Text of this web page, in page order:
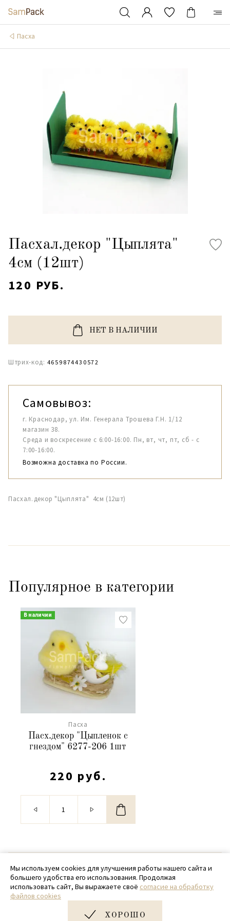
Пасха
Пасхал.декор "Цыплята"
4см (12шт)
120 РУБ.
НЕТ В НАЛИЧИИ
Штрих-код: 4659874430572
Самовывоз:
г. Краснодар, ул. Им. Генерала Трошева Г.Н. 1/12
магазин 38.
Среда и воскресение с 6:00-16:00. Пн, вт, чт, пт, сб - с
7:00-16:00.
Возможна доставка по России.
Пасхал.декор "Цыплята" 4см (12шт)
Популярное в категории
В наличии
Пасха
Пасх.декор "Цыпленок с
гнездом" 6277-206 1шт
220 руб.
© 2020 - 2026 SamPack
+ 7 (918) 699-97-87
zakaz@sampack.store
Мы используем cookies для улучшения работы нашего сайта и
большего удобства его использования. Продолжая
использовать сайт, Вы выражаете своё согласие на обработку
файлов cookies
ХОРОШО